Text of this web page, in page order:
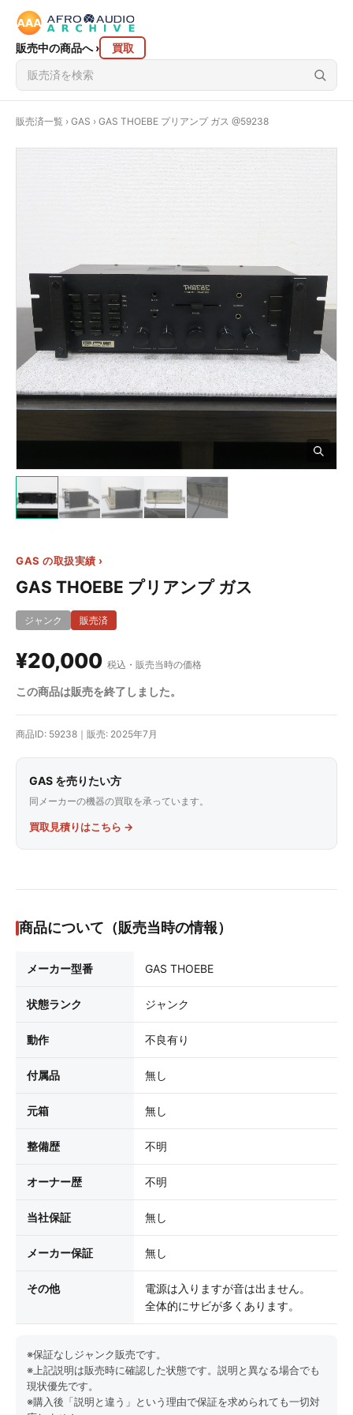
販売中の商品へ› 買取
販売済一覧 › GAS › GAS THOEBE プリアンプ ガス @59238
GAS の取扱実績 ›
GAS THOEBE プリアンプ ガス
販売済
ジャンク
¥20,000 税込・販売当時の価格
この商品は販売を終了しました。
商品ID: 59238｜販売: 2025年7月
GAS を売りたい方
同メーカーの機器の買取を承っています。
買取見積りはこちら →
商品について（販売当時の情報）
メーカー型番 GAS THOEBE
状態ランク ジャンク
動作 不良有り
付属品 無し
元箱 無し
整備歴 不明
オーナー歴 不明
当社保証 無し
メーカー保証 無し
その他
電源は入りますが音は出ません。
全体的にサビが多くあります。
※保証なしジャンク販売です。
※上記説明は販売時に確認した状態です。説明と異なる場合でも
現状優先です。
※購入後「説明と違う」という理由で保証を求められても一切対